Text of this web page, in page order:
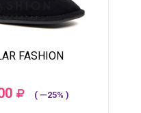
FASHION
( —25% )